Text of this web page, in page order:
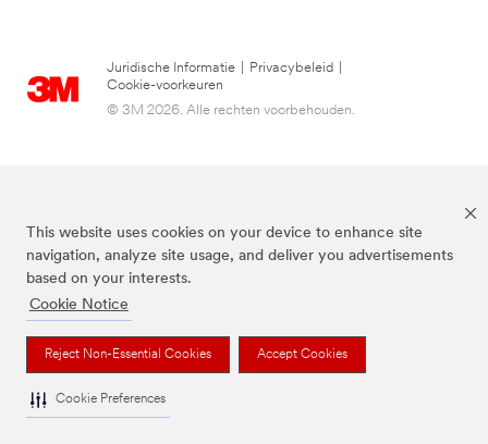
This website uses cookies on your device to enhance site
navigation, analyze site usage, and deliver you advertisements
based on your interests.
Cookie Notice
Reject Non-Essential Cookies Accept Cookies
Cookie Preferences
Juridische Informatie Privacybeleid
Cookie-voorkeuren
© 3M 2026. Alle rechten voorbehouden.
3M, Post-it® en de kleur Canary Yellow™ zijn handelsmerken van 3M.